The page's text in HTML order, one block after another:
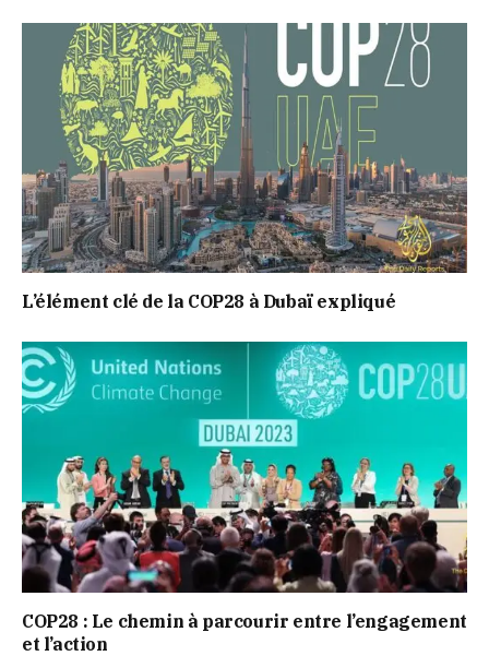
L’élément clé de la COP28 à Dubaï expliqué
COP28 : Le chemin à parcourir entre l’engagement
et l’action